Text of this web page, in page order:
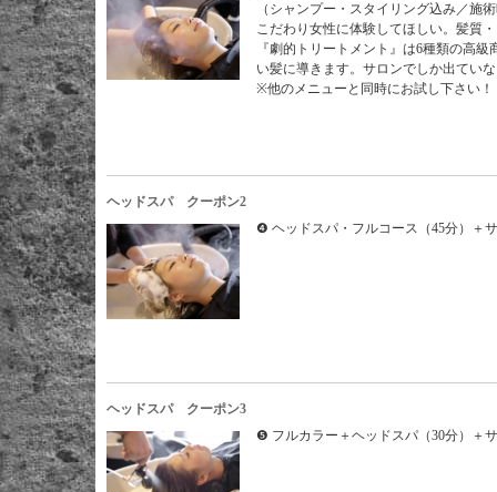
（シャンプー・スタイリング込み／施
こだわり女性に体験してほしい。髪質
『劇的トリートメント』は6種類の高
い髪に導きます。サロンでしか出てい
※他のメニューと同時にお試し下さい！
ヘッドスパ クーポン2
❹ ヘッドスパ・フルコース（45分）＋
ヘッドスパ クーポン3
❺ フルカラー＋ヘッドスパ（30分）＋